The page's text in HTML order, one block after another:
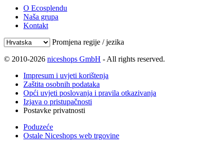
O Ecosplendu
Naša grupa
Kontakt
Promjena regije / jezika
© 2010-2026 niceshops GmbH - All rights reserved.
Impresum i uvjeti korištenja
Zaštita osobnih podataka
Opći uvjeti poslovanja i pravila otkazivanja
Izjava o pristupačnosti
Postavke privatnosti
Poduzeće
Ostale Niceshops web trgovine